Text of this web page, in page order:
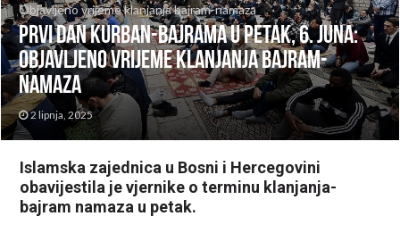
Objavljeno vrijeme klanjanja bajram-namaza
Prvi dan Kurban-bajrama u petak, 6. juna:
Objavljeno vrijeme klanjanja bajram-
namaza
2 lipnja, 2025
Islamska zajednica u Bosni i Hercegovini
obavijestila je vjernike o terminu klanjanja-
bajram namaza u petak.